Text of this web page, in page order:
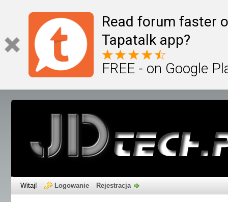
Read forum faster
Tapatalk app?
FREE - on Google
Witaj! Logowanie Rejestracja